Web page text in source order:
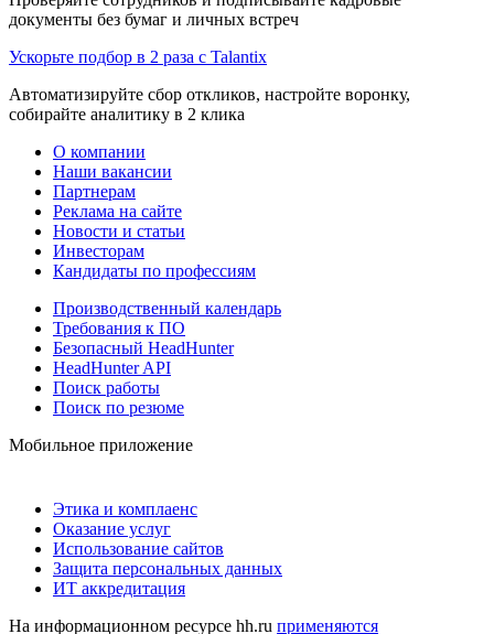
документы без бумаг и личных встреч
Ускорьте подбор в 2 раза с Talantix
Автоматизируйте сбор откликов, настройте воронку,
собирайте аналитику в 2 клика
О компании
Наши вакансии
Партнерам
Реклама на сайте
Новости и статьи
Инвесторам
Кандидаты по профессиям
Производственный календарь
Требования к ПО
Безопасный HeadHunter
HeadHunter API
Поиск работы
Поиск по резюме
Мобильное приложение
Этика и комплаенс
Оказание услуг
Использование сайтов
Защита персональных данных
ИТ аккредитация
На информационном ресурсе hh.ru применяются